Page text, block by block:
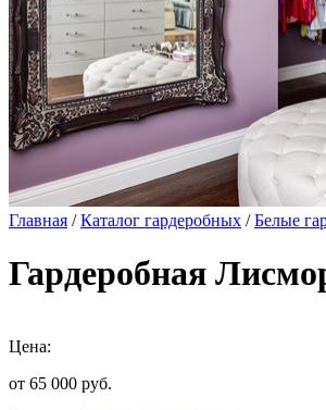
Главная /Каталог гардеробных /Белые
Гардеробная
Цена:
от 65 000 руб.